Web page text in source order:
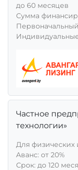
до 60 месяцев
Сумма
Первоначальный
Частное
технологии»
Для
Aванс: от 20%
Срок: до 120